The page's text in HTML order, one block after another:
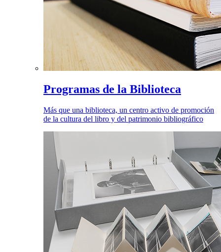
Programas de la Biblioteca
Más que una biblioteca, un centro activo de promoción
de la cultura del libro y del patrimonio bibliográfico